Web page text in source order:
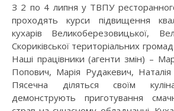
З 2 по 4 липня у ТВПУ ресторанного сервісу і торгівлі
проходять курси підвищення
кухарів Великоберезовицької,
Скориківської територіальних громад
Наші працівники (агенти змін) –
Попович, Марія Рудакевич,
Пясечна діляться своїм
демонструють приготування